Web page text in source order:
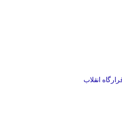
انقلاب